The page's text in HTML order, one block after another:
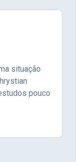
situação
pouco
importante